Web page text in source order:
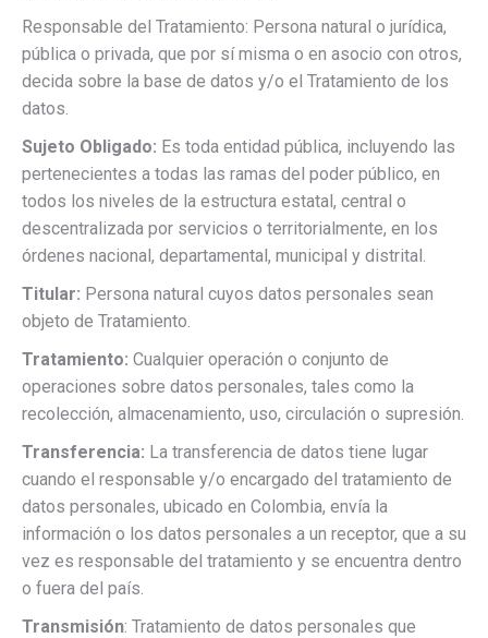
Responsable del Tratamiento: Persona natural o jurídica,
pública o privada, que por sí misma o en asocio con otros,
decida sobre la base de datos y/o el Tratamiento de los
datos.
Sujeto Obligado: Es toda entidad pública, incluyendo las
pertenecientes a todas las ramas del poder público, en
todos los niveles de la estructura estatal, central o
descentralizada por servicios o territorialmente, en los
órdenes nacional, departamental, municipal y distrital.
Titular: Persona natural cuyos datos personales sean
objeto de Tratamiento.
Tratamiento: Cualquier operación o conjunto de
operaciones sobre datos personales, tales como la
recolección, almacenamiento, uso, circulación o supresión.
Transferencia: La transferencia de datos tiene lugar
cuando el responsable y/o encargado del tratamiento de
datos personales, ubicado en Colombia, envía la
información o los datos personales a un receptor, que a su
vez es responsable del tratamiento y se encuentra dentro
o fuera del país.
Transmisión: Tratamiento de datos personales que